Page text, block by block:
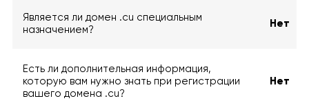
Является ли домен .cu специальным
назначением?
Нет
Есть ли дополнительная информация,
которую вам нужно знать при регистрации
вашего домена .cu?
Нет